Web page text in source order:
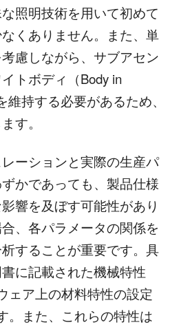
照明技術を用いて初めて
くありません。また、単
慮しながら、サブアセン
トボディ（Body in
持する必要があるため、
す。
ーションと実際の生産パ
かであっても、製品仕様
響を及ぼす可能性があり
、各パラメータの関係を
することが重要です。具
に記載された機械特性
ェア上の材料特性の設定
。また、これらの特性は